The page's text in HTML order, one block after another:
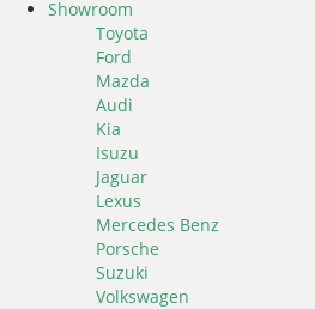
Showroom
Toyota
Ford
Mazda
Audi
Kia
Isuzu
Jaguar
Lexus
Mercedes Benz
Porsche
Suzuki
Volkswagen